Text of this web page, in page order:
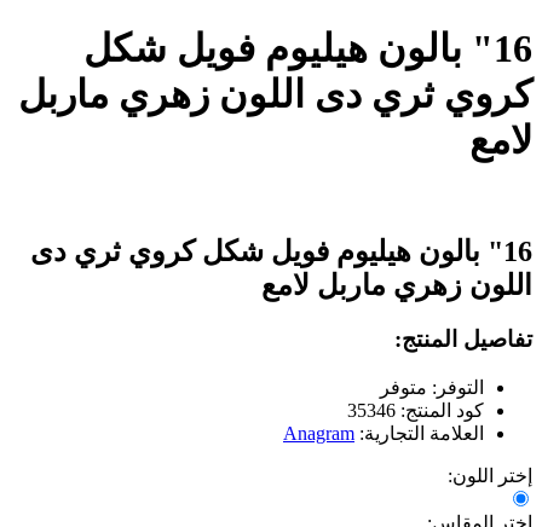
16" بالون هيليوم فويل شكل
كروي ثري دى اللون زهري ماربل
لامع
16" بالون هيليوم فويل شكل كروي ثري دى
اللون زهري ماربل لامع
تفاصيل المنتج:
التوفر: متوفر
كود المنتج: 35346
العلامة التجارية: Anagram
إختر اللون:
إختر المقاس: